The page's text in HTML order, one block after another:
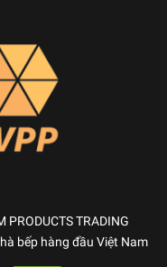
PRODUCTS TRADING
bếp hàng đầu Việt Nam